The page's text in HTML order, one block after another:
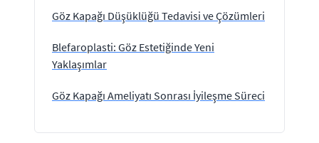
Göz Kapağı Düşüklüğü Tedavisi ve Çözümleri
Blefaroplasti: Göz Estetiğinde Yeni
Yaklaşımlar
Göz Kapağı Ameliyatı Sonrası İyileşme Süreci